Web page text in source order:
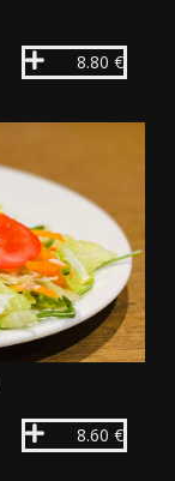
8.80 €
8.60 €